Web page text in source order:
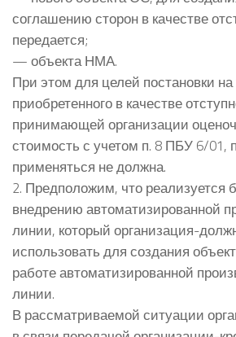
соглашению сторон в качестве
передается;
— объекта НМА.
При этом для целей постановки
приобретенного в качестве
принимающей организации
стоимость с учетом п. 8 ПБУ 6/01,
применяться не должна.
2. Предположим, что реализуется
внедрению автоматизированной
линии, который организация-
использовать для создания
работе автоматизированной
линии.
В рассматриваемой ситуации